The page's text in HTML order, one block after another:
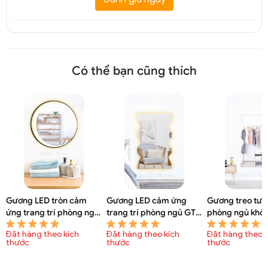
Có thể bạn cũng thích
Gương LED tròn cảm
ứng trang trí phòng ngủ
GTT 6095A
Đặt hàng theo kích
thước
Gương LED cảm ứng
trang trí phòng ngủ GTT
6093A
Đặt hàng theo kích
thước
Gương treo
phòng ngủ
GTT 6092A
Đặt hàng theo
thước